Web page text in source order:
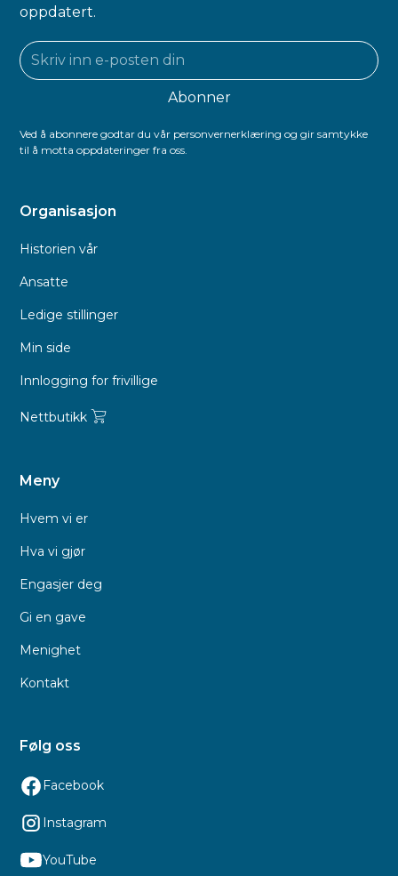
oppdatert.
Ved å abonnere godtar du vår personvernerklæring og gir samtykke
til å motta oppdateringer fra oss.
Organisasjon
Historien vår
Ansatte
Ledige stillinger
Min side
Innlogging for frivillige
Nettbutikk
Meny
Hvem vi er
Hva vi gjør
Engasjer deg
Gi en gave
Menighet
Kontakt
Følg oss
Facebook
Instagram
YouTube